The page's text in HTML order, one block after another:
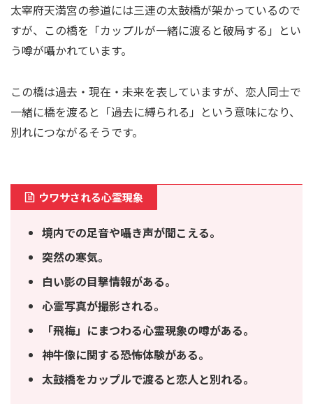
太宰府天満宮の参道には三連の太鼓橋が架かっているので
すが、この橋を「カップルが一緒に渡ると破局する」とい
う噂が囁かれています。
この橋は過去・現在・未来を表していますが、恋人同士で
一緒に橋を渡ると「過去に縛られる」という意味になり、
別れにつながるそうです。
ウワサされる心霊現象
境内での足音や囁き声が聞こえる。
突然の寒気。
白い影の目撃情報がある。
心霊写真が撮影される。
「飛梅」にまつわる心霊現象の噂がある。
神牛像に関する恐怖体験がある。
太鼓橋をカップルで渡ると恋人と別れる。